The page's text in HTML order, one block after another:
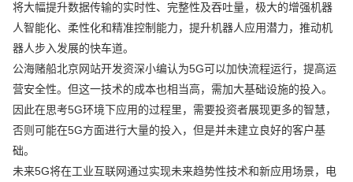
将大幅提升数据传输的实时性、完整性及吞吐量，极大的增强机器
人智能化、柔性化和精准控制能力，提升机器人应用潜力，推动机
器人步入发展的快车道。
公海赌船北京网站开发资深小编认为5G可以加快流程运行，提高运
营安全性。但这一技术的成本也相当高，需加大基础设施的投入。
因此在思考5G环境下应用的过程里，需要投资者展现更多的智慧，
否则可能在5G方面进行大量的投入，但是并未建立良好的客户基
础。
未来5G将在工业互联网通过实现未来趋势性技术和新应用场景，电